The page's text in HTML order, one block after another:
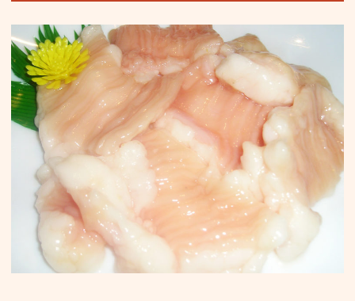
北野のこだわり
お持ち帰り
お取り寄せ
店舗案内
お問い合わせ